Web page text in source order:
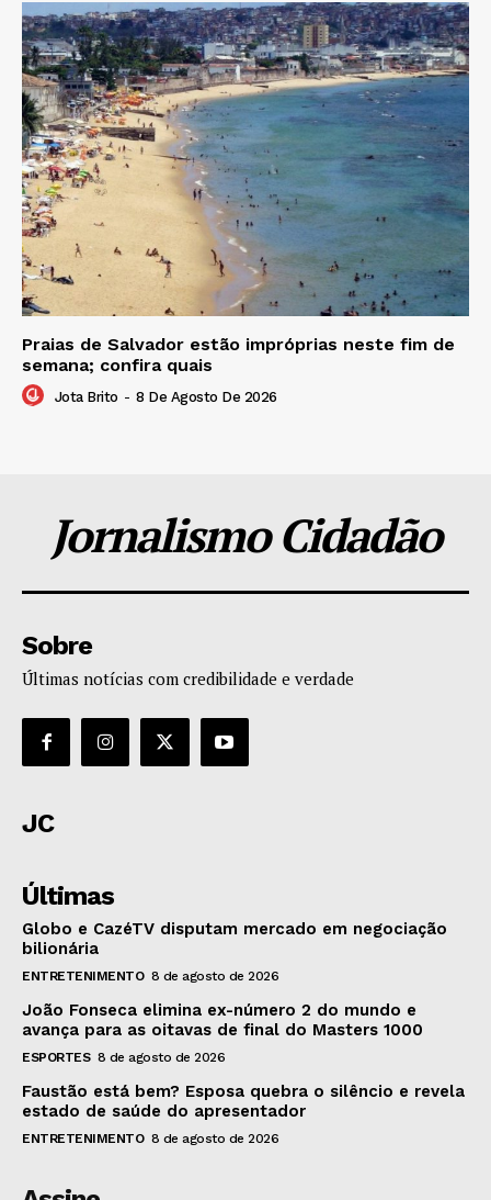
Praias de Salvador estão impróprias neste fim de
semana; confira quais
Jota Brito - 8 De Agosto De 2026
Jornalismo Cidadão
Sobre
Últimas notícias com credibilidade e verdade
JC
Últimas
Globo e CazéTV disputam mercado em negociação
bilionária
ENTRETENIMENTO 8 de agosto de 2026
João Fonseca elimina ex-número 2 do mundo e
avança para as oitavas de final do Masters 1000
ESPORTES 8 de agosto de 2026
Faustão está bem? Esposa quebra o silêncio e revela
estado de saúde do apresentador
ENTRETENIMENTO 8 de agosto de 2026